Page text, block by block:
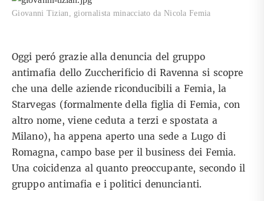
Giovanni Tizian, giornalista minacciato da Nicola Femia
Oggi peró grazie alla denuncia del gruppo
antimafia dello Zuccherificio di Ravenna si scopre
che una delle aziende riconducibili a Femia, la
Starvegas (formalmente della figlia di Femia, con
altro nome, viene ceduta a terzi e spostata a
Milano), ha appena aperto una sede a Lugo di
Romagna, campo base per il business dei Femia.
Una coicidenza al quanto preoccupante, secondo il
gruppo antimafia e i politici denuncianti.